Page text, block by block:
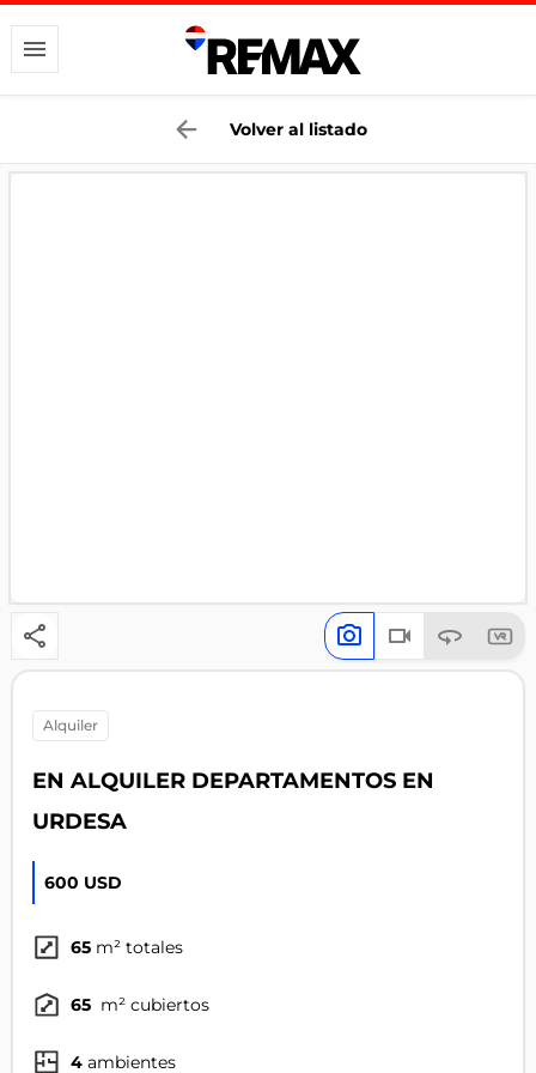
Volver al listado
alquiler
EN ALQUILER DEPARTAMENTOS EN
URDESA
600 USD
65 m² totales
65 m² cubiertos
4 ambientes